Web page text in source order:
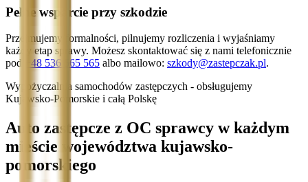
Pełne wsparcie przy szkodzie
Przejmujemy formalności, pilnujemy rozliczenia i wyjaśniamy
każdy etap sprawy. Możesz skontaktować się z nami telefonicznie
pod
+48 536 565 565 albo mailowo: szkody@zastepczak.pl.
Wypożyczalnia samochodów zastępczych - obsługujemy
Kujawsko-Pomorskie i całą Polskę
Auto zastępcze z OC sprawcy w każdym
mieście województwa kujawsko-
pomorskiego